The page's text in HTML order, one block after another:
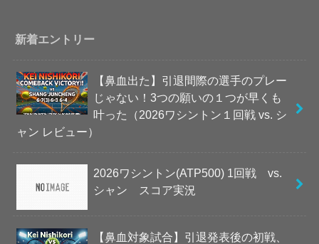
新着エントリー
【鼻血出た】引退間際の選手のプレー
じゃない！3つの願いの１つが早くも
叶った（2026ワシントン１回戦 vs. シ
ャン レビュー）
2026ワシントン(ATP500) 1回戦 vs.
シャン スコア実況
【鼻血対象試合】引退発表後の初戦、